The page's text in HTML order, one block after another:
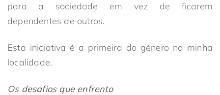
para a sociedade em vez de ficarem
dependentes de outros.
Esta iniciativa é a primeira do género na minha
localidade.
Os desafios que enfrento